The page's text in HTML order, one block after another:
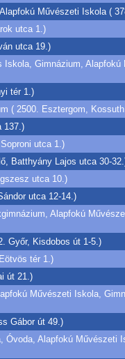
Művészeti Iskola (
utca 1.)
utca 19.)
Gimnázium,
tér 1.)
( 2500. Esztergom,
137.)
utca 1.)
Batthyány Lajos utca 30-
utca 10.)
utca 12-14.)
Alapfokú
Győr, Kisdobos út 1-5.)
tér 1.)
út 21.)
Művészeti Iskola,
Gábor út 49.)
Óvoda, Alapfokú Művészeti